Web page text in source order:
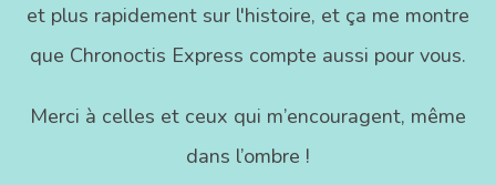
et plus rapidement sur l'histoire, et ça me montre
que Chronoctis Express compte aussi pour vous.
Merci à celles et ceux qui m’encouragent, même
dans l’ombre !